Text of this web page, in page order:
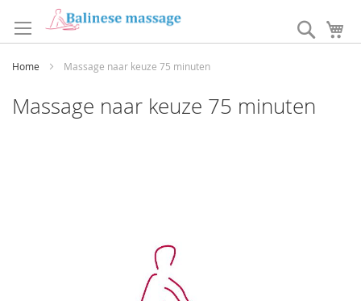
naar
de
Search
Home Massage naar keuze 75 minuten
Massage naar keuze 75 minuten